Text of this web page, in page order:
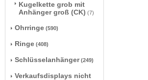
Kugelkette grob mit
Anhänger groß (CK) (7)
Ohrringe (590)
Ringe (408)
Schlüsselanhänger (249)
Verkaufsdisplays nicht